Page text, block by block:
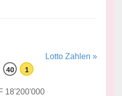
Lotto Zahlen »
40 1
18'200'000